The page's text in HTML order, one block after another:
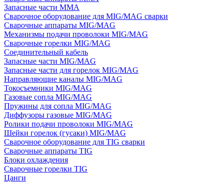
Запасные части MMA
Сварочное оборудование для MIG/MAG сварки
Сварочные аппараты MIG/MAG
Механизмы подачи проволоки MIG/MAG
Сварочные горелки MIG/MAG
Соединительный кабель
Запасные части MIG/MAG
Запасные части для горелок MIG/MAG
Направляющие каналы MIG/MAG
Токосъемники MIG/MAG
Газовые сопла MIG/MAG
Пружины для сопла MIG/MAG
Диффузоры газовые MIG/MAG
Ролики подачи проволоки MIG/MAG
Шейки горелок (гусаки) MIG/MAG
Сварочное оборудование для TIG сварки
Сварочные аппараты TIG
Блоки охлаждения
Сварочные горелки TIG
Цанги